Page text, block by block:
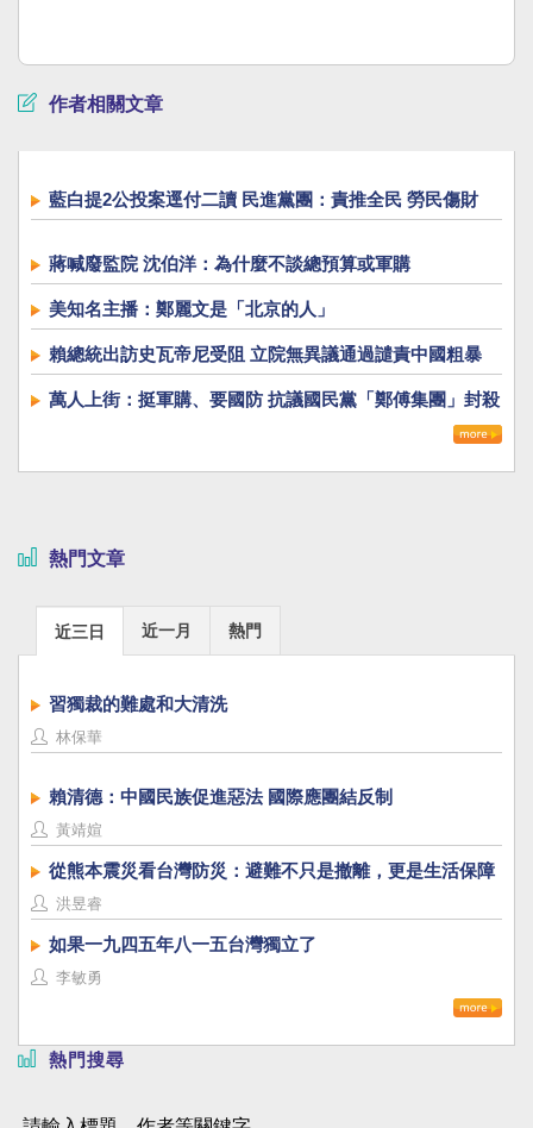
作者相關文章
藍白提2公投案逕付二讀 民進黨團：責推全民 勞民傷財
蔣喊廢監院 沈伯洋：為什麼不談總預算或軍購
美知名主播：鄭麗文是「北京的人」
賴總統出訪史瓦帝尼受阻 立院無異議通過譴責中國粗暴
萬人上街：挺軍購、要國防 抗議國民黨「鄭傅集團」封殺
熱門文章
近三日 近一月 熱門
習獨裁的難處和大清洗
林保華
賴清德：中國民族促進惡法 國際應團結反制
黃靖媗
從熊本震災看台灣防災：避難不只是撤離，更是生活保障
洪昱睿
如果一九四五年八一五台灣獨立了
李敏勇
熱門搜尋